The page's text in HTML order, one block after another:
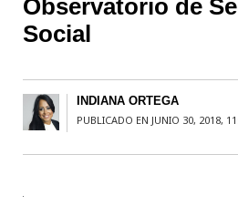
Observatorio de
Social
INDIANA ORTEGA
PUBLICADO EN JUNIO 30, 2018,